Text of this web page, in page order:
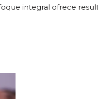
integral ofrece